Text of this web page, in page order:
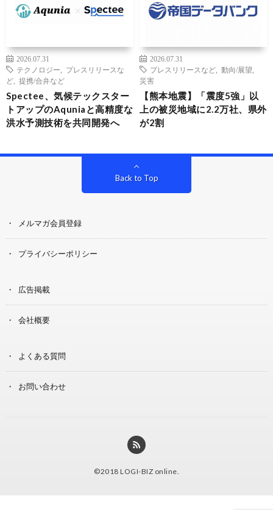
2026.07.31
テクノロジー
プレスリリースな
ど
提携/合弁など
Spectee、気候テックスター
トアップのAquniaと高精度な
洪水予測技術を共同開発へ
2026.07.31
プレスリリースなど
動向/展望
災害
【熊本地震】「震度5強」以
上の被災地域に2.2万社、県外
が2割
Back to Top
メルマガ会員登録
プライバシーポリシー
広告掲載
会社概要
よくある質問
お問い合わせ
©2018 LOGI-BIZ online